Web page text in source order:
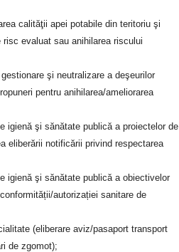
calităţii apei potabile din teritoriu şi
evaluat sau anihilarea riscului
şi neutralizare a deşeurilor
pentru anihilarea/ameliorarea
igienă şi sănătate publică a proiectelor de
eliberării notificării privind respectarea
igienă şi sănătate publică a obiectivelor
autorizației sanitare de
(eliberare aviz/pasaport transport
de zgomot);